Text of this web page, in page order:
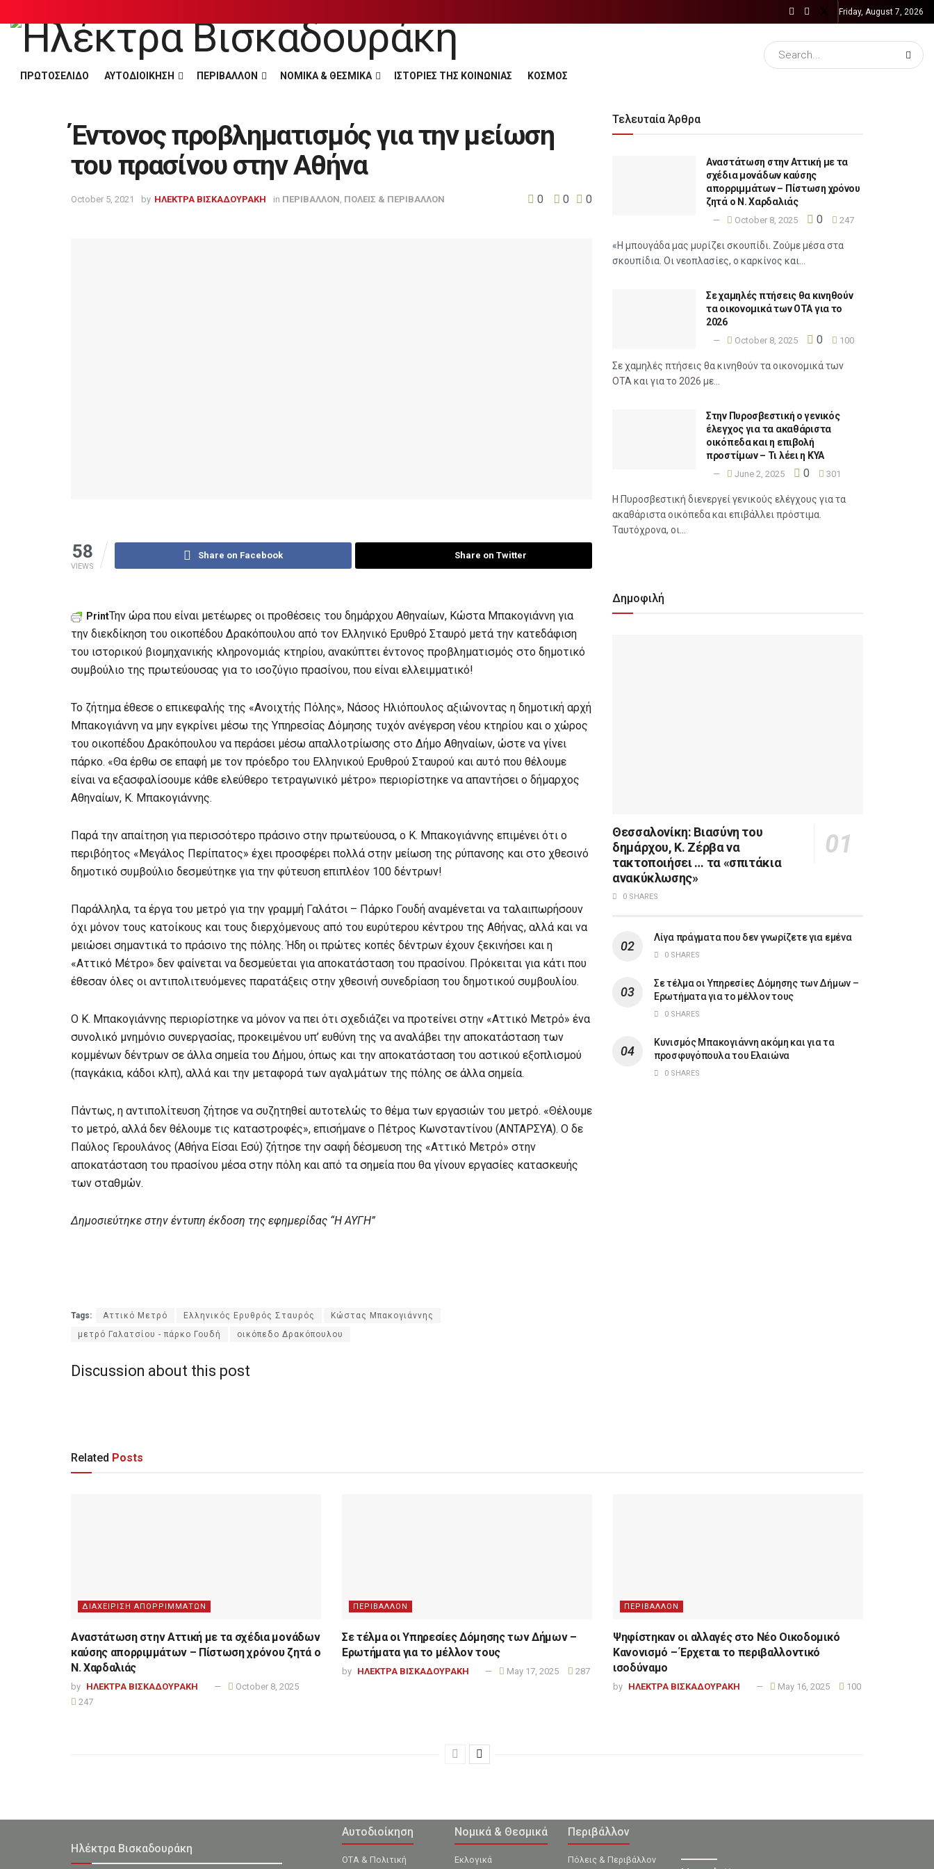
Friday, August 7, 2026
ΠΡΩΤΟΣΕΛΙΔΟ ΑΥΤΟΔΙΟΙΚΗΣΗ ΠΕΡΙΒΑΛΛΟΝ ΝΟΜΙΚΑ & ΘΕΣΜΙΚΑ ΙΣΤΟΡΙΕΣ ΤΗΣ ΚΟΙΝΩΝΙΑΣ ΚΟΣΜΟΣ
Έντονος προβληματισμός για την μείωση
του πρασίνου στην Αθήνα
October 5, 2021 by ΗΛΕΚΤΡΑ ΒΙΣΚΑΔΟΥΡΑΚΗ in ΠΕΡΙΒΑΛΛΟΝ ΠΟΛΕΙΣ & ΠΕΡΙΒΑΛΛΟΝ 0 0 0
58
VIEWS
Share on Facebook Share on Twitter
PrintΤην ώρα που είναι μετέωρες οι προθέσεις του δημάρχου Αθηναίων, Κώστα Μπακογιάννη για
την διεκδίκηση του οικοπέδου Δρακόπουλου από τον Ελληνικό Ερυθρό Σταυρό μετά την κατεδάφιση
του ιστορικού βιομηχανικής κληρονομιάς κτηρίου, ανακύπτει έντονος προβληματισμός στο δημοτικό
συμβούλιο της πρωτεύουσας για το ισοζύγιο πρασίνου, που είναι ελλειμματικό!
Το ζήτημα έθεσε ο επικεφαλής της «Ανοιχτής Πόλης», Νάσος Ηλιόπουλος αξιώνοντας η δημοτική αρχή
Μπακογιάννη να μην εγκρίνει μέσω της Υπηρεσίας Δόμησης τυχόν ανέγερση νέου κτηρίου και ο χώρος
του οικοπέδου Δρακόπουλου να περάσει μέσω απαλλοτρίωσης στο Δήμο Αθηναίων, ώστε να γίνει
πάρκο. «Θα έρθω σε επαφή με τον πρόεδρο του Ελληνικού Ερυθρού Σταυρού και αυτό που θέλουμε
είναι να εξασφαλίσουμε κάθε ελεύθερο τετραγωνικό μέτρο» περιορίστηκε να απαντήσει ο δήμαρχος
Αθηναίων, Κ. Μπακογιάννης.
Παρά την απαίτηση για περισσότερο πράσινο στην πρωτεύουσα, ο Κ. Μπακογιάννης επιμένει ότι ο
περιβόητος «Μεγάλος Περίπατος» έχει προσφέρει πολλά στην μείωση της ρύπανσης και στο χθεσινό
δημοτικό συμβούλιο δεσμεύτηκε για την φύτευση επιπλέον 100 δέντρων!
Παράλληλα, τα έργα του μετρό για την γραμμή Γαλάτσι – Πάρκο Γουδή αναμένεται να ταλαιπωρήσουν
όχι μόνον τους κατοίκους και τους διερχόμενους από του ευρύτερου κέντρου της Αθήνας, αλλά και να
μειώσει σημαντικά το πράσινο της πόλης. Ήδη οι πρώτες κοπές δέντρων έχουν ξεκινήσει και η
«Αττικό Μέτρο» δεν φαίνεται να δεσμεύεται για αποκατάσταση του πρασίνου. Πρόκειται για κάτι που
έθεσαν όλες οι αντιπολιτευόμενες παρατάξεις στην χθεσινή συνεδρίαση του δημοτικού συμβουλίου.
Ο Κ. Μπακογιάννης περιορίστηκε να μόνον να πει ότι σχεδιάζει να προτείνει στην «Αττικό Μετρό» ένα
συνολικό μνημόνιο συνεργασίας, προκειμένου υπ’ ευθύνη της να αναλάβει την αποκατάσταση των
κομμένων δέντρων σε άλλα σημεία του Δήμου, όπως και την αποκατάσταση του αστικού εξοπλισμού
(παγκάκια, κάδοι κλπ), αλλά και την μεταφορά των αγαλμάτων της πόλης σε άλλα σημεία.
Πάντως, η αντιπολίτευση ζήτησε να συζητηθεί αυτοτελώς το θέμα των εργασιών του μετρό. «Θέλουμε
το μετρό, αλλά δεν θέλουμε τις καταστροφές», επισήμανε ο Πέτρος Κωνσταντίνου (ΑΝΤΑΡΣΥΑ). Ο δε
Παύλος Γερουλάνος (Αθήνα Είσαι Εσύ) ζήτησε την σαφή δέσμευση της «Αττικό Μετρό» στην
αποκατάσταση του πρασίνου μέσα στην πόλη και από τα σημεία που θα γίνουν εργασίες κατασκευής
των σταθμών.
Δημοσιεύτηκε στην έντυπη έκδοση της εφημερίδας “Η ΑΥΓΗ”
Tags: Αττικό Μετρό Ελληνικός Ερυθρός Σταυρός
Κώστας Μπακογιάννης
μετρό Γαλατσίου - πάρκο Γουδή
οικόπεδο Δρακόπουλου
Discussion about this post
Τελευταία Άρθρα
Αναστάτωση στην Αττική με τα
σχέδια μονάδων καύσης
απορριμμάτων – Πίστωση χρόνου
ζητά ο Ν. Χαρδαλιάς
October 8, 2025 0 247
«Η μπουγάδα μας μυρίζει σκουπίδι. Ζούμε μέσα στα
σκουπίδια. Οι νεοπλασίες, ο καρκίνος και...
Σε χαμηλές πτήσεις θα κινηθούν
τα οικονομικά των ΟΤΑ για το
2026
October 8, 2025 0 100
Σε χαμηλές πτήσεις θα κινηθούν τα οικονομικά των
ΟΤΑ και για το 2026 με...
Στην Πυροσβεστική ο γενικός
έλεγχος για τα ακαθάριστα
οικόπεδα και η επιβολή
προστίμων – Τι λέει η ΚΥΑ
June 2, 2025 0 301
Η Πυροσβεστική διενεργεί γενικούς ελέγχους για τα
ακαθάριστα οικόπεδα και επιβάλλει πρόστιμα.
Ταυτόχρονα, οι...
Δημοφιλή
Θεσσαλονίκη: Βιασύνη του
δημάρχου, Κ. Ζέρβα να
τακτοποιήσει … τα «σπιτάκια
ανακύκλωσης»
0 SHARES
Λίγα πράγματα που δεν γνωρίζετε για εμένα
0 SHARES
Σε τέλμα οι Υπηρεσίες Δόμησης των Δήμων –
Ερωτήματα για το μέλλον τους
0 SHARES
Κυνισμός Μπακογιάννη ακόμη και για τα
προσφυγόπουλα του Ελαιώνα
0 SHARES
Related Posts
ΔΙΑΧΕΙΡΙΣΗ ΑΠΟΡΡΙΜΜΑΤΩΝ
Αναστάτωση στην Αττική με τα σχέδια μονάδων
καύσης απορριμμάτων – Πίστωση χρόνου ζητά ο
Ν. Χαρδαλιάς
by ΗΛΕΚΤΡΑ ΒΙΣΚΑΔΟΥΡΑΚΗ
October 8, 2025
247
ΠΕΡΙΒΑΛΛΟΝ
Σε τέλμα οι Υπηρεσίες Δόμησης των Δήμων –
Ερωτήματα για το μέλλον τους
by ΗΛΕΚΤΡΑ ΒΙΣΚΑΔΟΥΡΑΚΗ May 17, 2025 287
ΠΕΡΙΒΑΛΛΟΝ
Ψηφίστηκαν οι αλλαγές στο Νέο Οικοδομικό
Κανονισμό – Έρχεται το περιβαλλοντικό
ισοδύναμο
by ΗΛΕΚΤΡΑ ΒΙΣΚΑΔΟΥΡΑΚΗ May 16, 2025 100
Ηλέκτρα Βισκαδουράκη
Αυτοδιοίκηση
ΟΤΑ & Πολιτική
Νομικά & Θεσμικά
Εκλογικά
Περιβάλλον
Πόλεις & Περιβάλλον